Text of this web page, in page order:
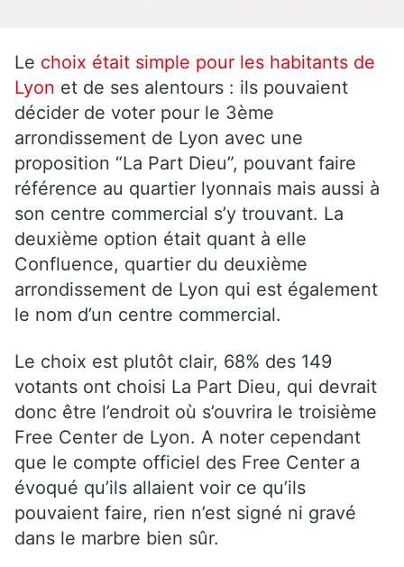
Le choix était simple pour les habitants de
Lyon et de ses alentours : ils pouvaient
décider de voter pour le 3ème
arrondissement de Lyon avec une
proposition “La Part Dieu”, pouvant faire
référence au quartier lyonnais mais aussi à
son centre commercial s’y trouvant. La
deuxième option était quant à elle
Confluence, quartier du deuxième
arrondissement de Lyon qui est également
le nom d’un centre commercial.
Le choix est plutôt clair, 68% des 149
votants ont choisi La Part Dieu, qui devrait
donc être l’endroit où s’ouvrira le troisième
Free Center de Lyon. A noter cependant
que le compte officiel des Free Center a
évoqué qu’ils allaient voir ce qu’ils
pouvaient faire, rien n’est signé ni gravé
dans le marbre bien sûr.